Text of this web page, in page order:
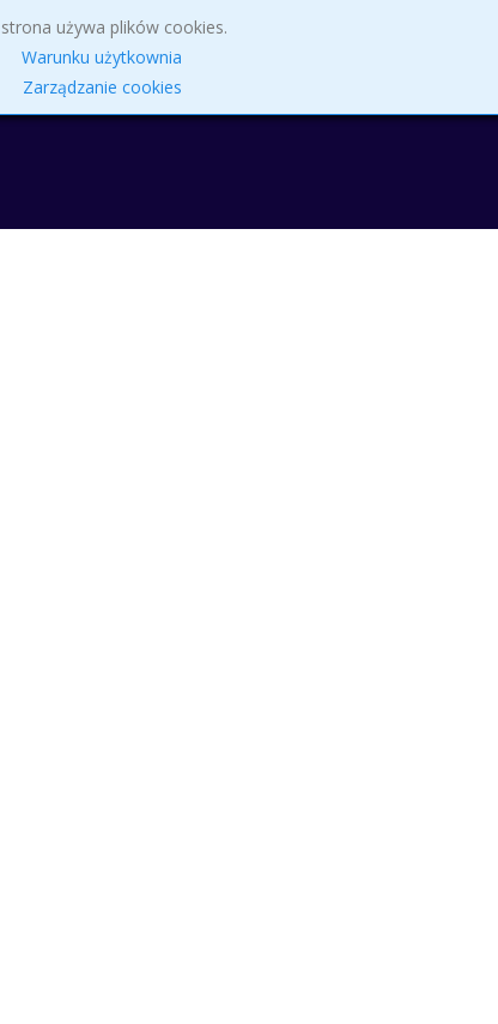
Intencje Mszalne 27.07 – 2.08.2026 r.
używa plików cookies.
Warunku użytkownia
Zarządzanie cookies